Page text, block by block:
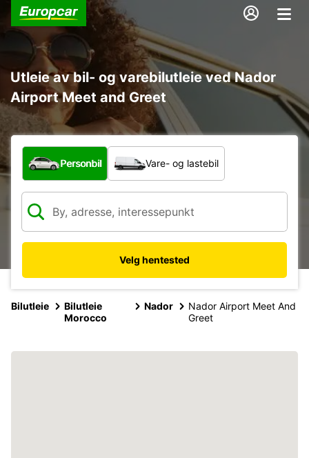
Utleie av bil- og varebilutleie ved Nador
Airport Meet and Greet
Hvilken type bil?
Personbil Vare- og lastebil
Velg hentested
Bilutleie
Bilutleie
Morocco
Nador
Nador Airport Meet And
Greet